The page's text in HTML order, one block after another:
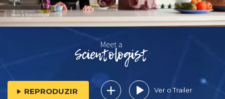
REPRODUZIR Ver o Trailer